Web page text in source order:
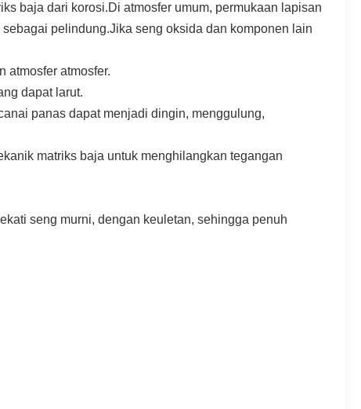
baja dari korosi.Di atmosfer umum, permukaan lapisan
pelindung.Jika seng oksida dan komponen lain
atmosfer atmosfer.
dapat larut.
panas dapat menjadi dingin, menggulung,
matriks baja untuk menghilangkan tegangan
seng murni, dengan keuletan, sehingga penuh